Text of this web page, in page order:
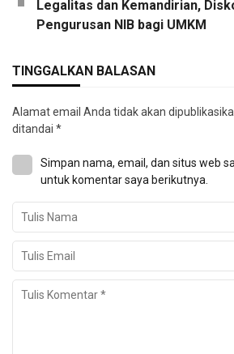
Legalitas dan Kemandirian,
Pengurusan NIB bagi UMKM
TINGGALKAN BALASAN
Alamat email Anda tidak akan
ditandai *
Simpan nama, email, dan situs web
untuk komentar saya berikutnya.